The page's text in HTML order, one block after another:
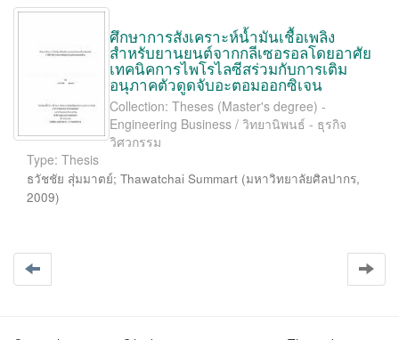
ศึกษาการสังเคราะห์น้ำมันเชื้อเพลิง
สำหรับยานยนต์จากกลีเซอรอลโดยอาศัย
เทคนิคการไพโรไลซีสร่วมกับการเติม
อนุภาคตัวดูดจับอะตอมออกซิเจน
Collection: Theses (Master's degree) -
Engineering Business / วิทยานิพนธ์ - ธุรกิจ
วิศวกรรม
Type: Thesis
ธวัชชัย สุ่มมาตย์; Thawatchai Summart (มหาวิทยาลัยศิลปากร,
2009)